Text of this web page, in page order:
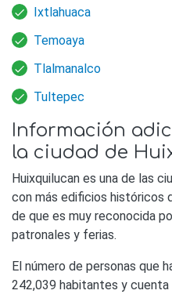
Ixtlahuaca
Temoaya
Tlalmanalco
Tultepec
Información
la ciudad de
Huixquilucan es una de las
con más edificios históricos
de que es muy reconocida
patronales y ferias.
El número de personas que
242,039 habitantes y cuenta